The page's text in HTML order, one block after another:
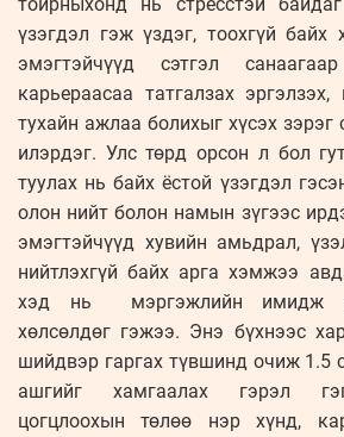
үзэгдэл гэж үздэг, тоохгүй байх
эмэгтэйчүүд сэтгэл
карьераасаа татгалзах
тухайн ажлаа болихыг хүсэх зэрэг
илэрдэг. Улс төрд орсон л бол
туулах нь байх ёстой үзэгдэл
олон нийт болон намын зүгээс
эмэгтэйчүүд хувийн амьдрал,
нийтлэхгүй байх арга хэмжээ
хэд нь мэргэжлийн имидж
хөлсөлдөг гэжээ. Энэ бүхнээс
шийдвэр гаргах түвшинд очиж 1.5
ашгийг хамгаалах гэрэл
цогцлоохын төлөө нэр хүнд,